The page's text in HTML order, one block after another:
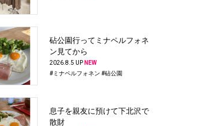
砧公園行ってミナペルフォネ
ン見てから
2026.8.5 UP NEW
#ミナペルフォネン #砧公園
息子を親友に預けて下北沢で
散財